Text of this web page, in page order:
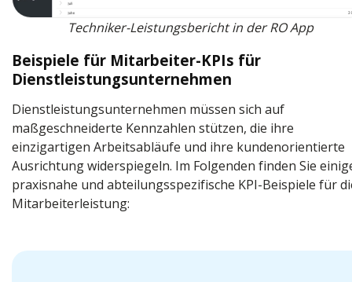
Techniker-Leistungsbericht in der RO App
Beispiele für Mitarbeiter-KPIs für
Dienstleistungsunternehmen
Dienstleistungsunternehmen müssen sich auf
maßgeschneiderte Kennzahlen stützen, die ihre
einzigartigen Arbeitsabläufe und ihre kundenorientierte
Ausrichtung widerspiegeln. Im Folgenden finden Sie
praxisnahe und abteilungsspezifische KPI-Beispiele für
Mitarbeiterleistung: